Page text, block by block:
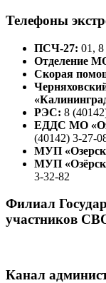
Телефоны
ПСЧ-27: 01, 8
Отделение
Скорая
РЭС: 8
ЕДДС МО
(40142) 3-27-
МУП
МУП
3-32-82
Филиал
участников
Канал